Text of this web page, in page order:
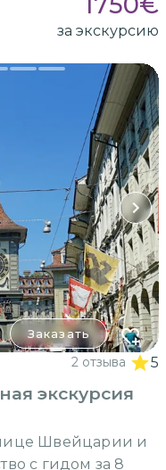
за экскурсию
Заказать
2 отзыва 5
экскурсия
Швейцарии и
с гидом за 8